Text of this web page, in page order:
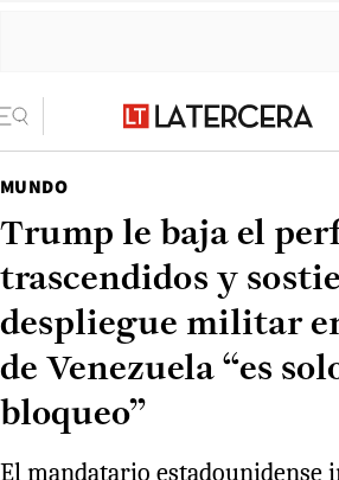
MUNDO
Trump le baja el
trascendidos y
despliegue militar
de Venezuela “es
bloqueo”
El mandatario estadounidense